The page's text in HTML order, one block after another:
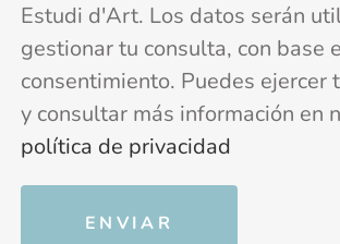
Estudi d'Art. Los datos serán
gestionar tu consulta, con base
consentimiento. Puedes ejercer
y consultar más información en
política de privacidad